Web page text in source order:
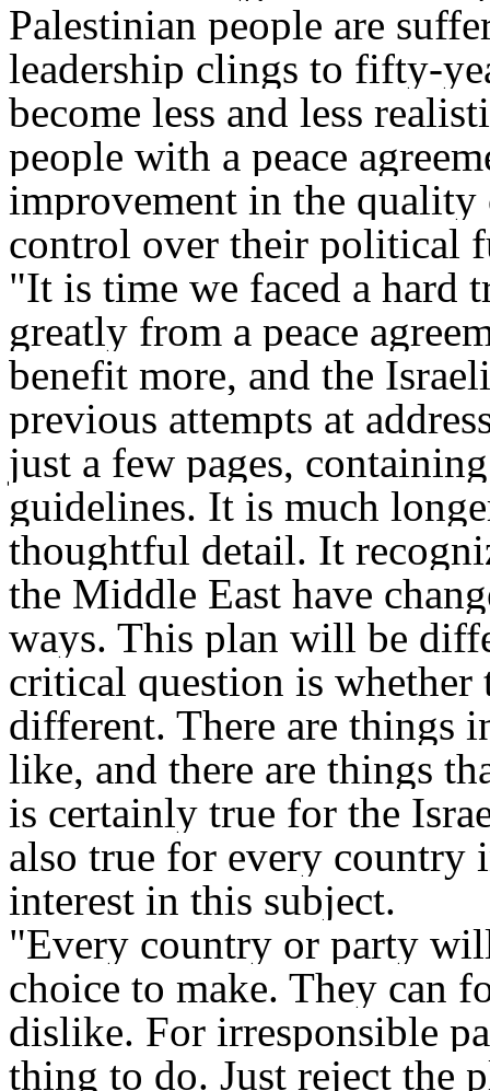
Palestinian people are
leadership clings to fifty-
become less and less
people with a peace
improvement in the
control over their political
"It is time we faced a hard
greatly from a peace
benefit more, and the
previous attempts at
just a few pages,
guidelines. It is much
thoughtful detail. It
the Middle East have
ways. This plan will be
critical question is
different. There are things
like, and there are things
is certainly true for the
also true for every country
interest in this subject.
"Every country or party
choice to make. They can
dislike. For irresponsible
thing to do. Just reject the